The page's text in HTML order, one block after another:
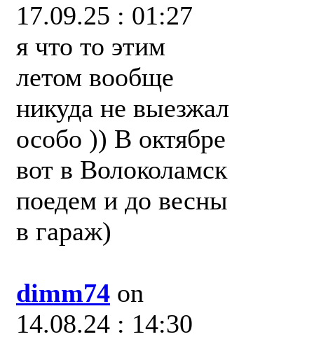
17.09.25 : 01:27
я что то этим
летом вообще
никуда не выезжал
особо )) В октябре
вот в Волоколамск
поедем и до весны
в гараж)
dimm74 on
14.08.24 : 14:30